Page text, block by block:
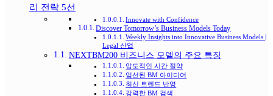
리 전략 5선
Innovate with Confidence
Discover Tomorrow’s Business Models Today
Weekly Insights into Innovative Business Models |
Legal 산업
NEXTBM200 비즈니스 모델의 주요 특징
압도적인 시간 절약
엄선된 BM 아이디어
최신 트렌드 반영
강력한 BM 검색